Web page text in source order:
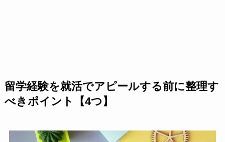
留学経験を就活でアピールする前に整理す
べきポイント【4つ】